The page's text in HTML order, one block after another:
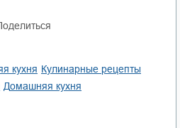
кухня
кулинарные рецепты
домашняя кухня